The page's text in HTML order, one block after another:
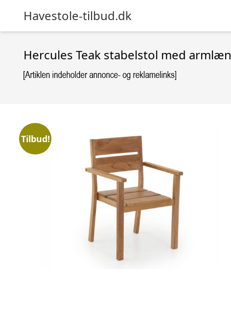
Havestole-tilbud.dk
Hercules Teak stabelstol med armlæn
Tilbud!